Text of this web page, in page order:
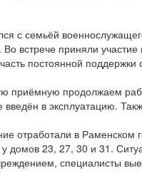
с семьёй
Во встрече приняли
постоянной поддержки
приёмную продолжаем
введён в эксплуатацию.
отработали в Раменском
домов 23, 27, 30 и 31.
специалисты